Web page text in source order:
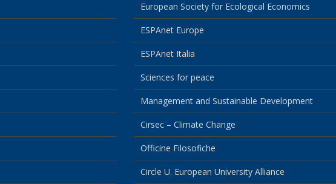
European Society for Ecological Economics
ESPAnet Europe
ESPAnet Italia
Sciences for peace
Management and Sustainable Development
Cirsec – Climate Change
Officine Filosofiche
Circle U. European University Alliance